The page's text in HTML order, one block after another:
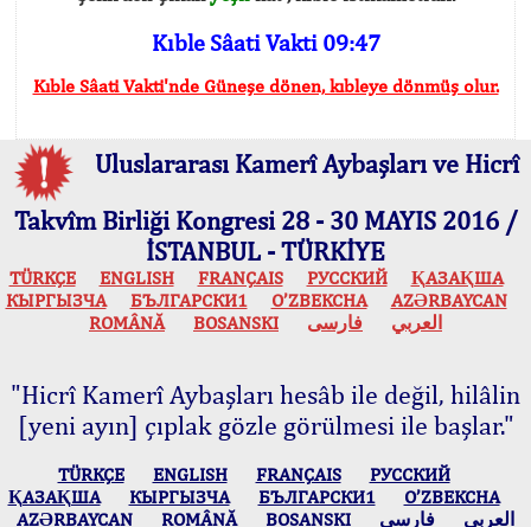
Kıble Sâati Vakti 09:47
Kıble Sâati Vakti'nde Güneşe dönen, kıbleye dönmüş olur.
Uluslararası Kamerî Aybaşları ve Hicrî
Takvîm Birliği Kongresi 28 - 30 MAYIS 2016 /
İSTANBUL - TÜRKİYE
TÜRKÇE ENGLISH FRANÇAIS РУССКИЙ
ҚАЗАҚША
КЫPГЫЗЧA
БЪЛГАРСКИ1 O’ZBEKCHA
AZӘRBAYCAN
ROMÂNĂ
BOSANSKI العربي فارسی
"Hicrî Kamerî Aybaşları hesâb ile değil, hilâlin
[yeni ayın] çıplak gözle görülmesi ile başlar."
TÜRKÇE ENGLISH FRANÇAIS
РУССКИЙ
ҚАЗАҚША
КЫPГЫЗЧA БЪЛГАРСКИ1
O’ZBEKCHA
AZӘRBAYCAN
ROMÂNĂ BOSANSKI العربي فارسی